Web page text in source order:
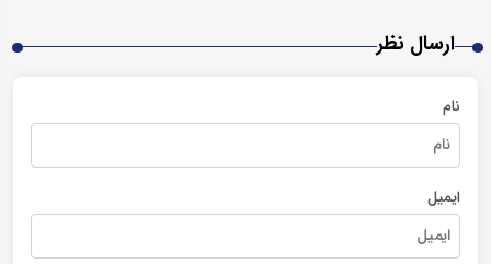
ارسال نظر
نام
ایمیل